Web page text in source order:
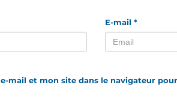
E-mail *
mail et mon site dans le navigateur